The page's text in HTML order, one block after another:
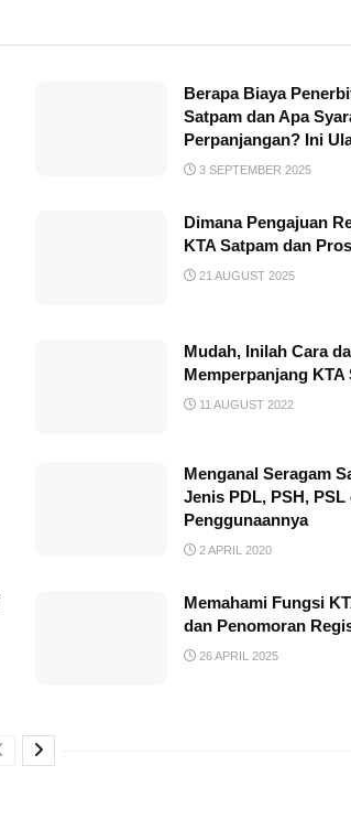
Berapa Biaya
Satpam dan Apa
Perpanjangan? Ini
3 SEPTEMBER 2025
Dimana Pengajuan
KTA Satpam dan
21 AUGUST 2025
Mudah, Inilah Cara
Memperpanjang KTA
11 AUGUST 2022
Menganal Seragam
Jenis PDL, PSH, PSL
Penggunaannya
2 APRIL 2020
Memahami Fungsi
dan Penomoran
26 APRIL 2025